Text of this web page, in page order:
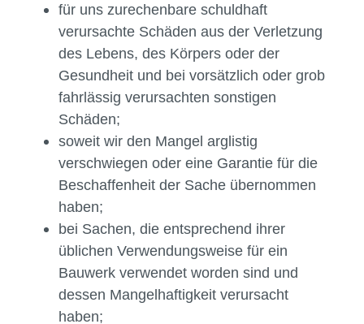
für uns zurechenbare schuldhaft
verursachte Schäden aus der Verletzung
des Lebens, des Körpers oder der
Gesundheit und bei vorsätzlich oder grob
fahrlässig verursachten sonstigen
Schäden;
soweit wir den Mangel arglistig
verschwiegen oder eine Garantie für die
Beschaffenheit der Sache übernommen
haben;
bei Sachen, die entsprechend ihrer
üblichen Verwendungsweise für ein
Bauwerk verwendet worden sind und
dessen Mangelhaftigkeit verursacht
haben;